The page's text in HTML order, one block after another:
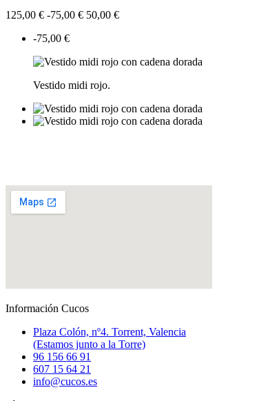
125,00 € -75,00 € 50,00 €
-75,00 €
Vestido midi rojo.
Información Cucos
Plaza Colón, nº4. Torrent, Valencia
(Estamos junto a la Torre)
96 156 66 91
607 15 64 21
info@cucos.es